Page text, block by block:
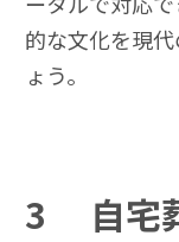
的な文化を現
ょう。
3 自宅